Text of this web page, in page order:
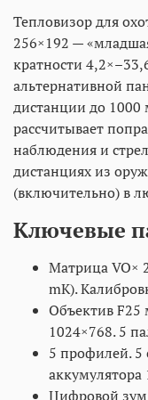
Тепловизор для
256×192 —
кратности
альтернативной
дистанции до
рассчитывает
наблюдения и
дистанциях из
(включительно) в
Ключевые
Матрица VO×
mK).
Объектив F25
1024×768. 5
5 профилей. 5
аккумулятора
Цифровой